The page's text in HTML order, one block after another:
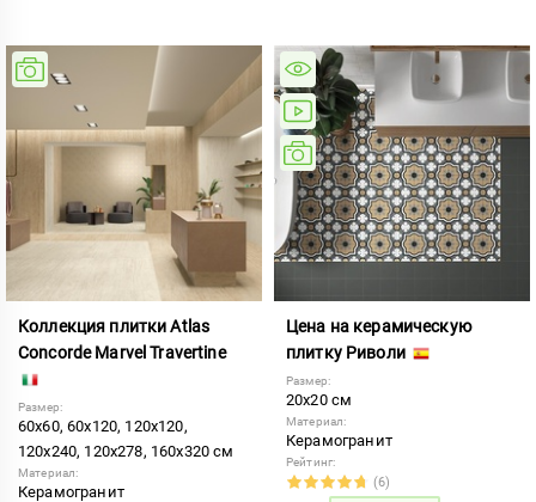
Коллекция плитки Atlas
Concorde Marvel Travertine
Размер:
60x60, 60x120, 120x120,
120x240, 120x278, 160x320 см
Материал:
Керамогранит
Цена на керамическую
плитку Риволи
Размер:
20x20 см
Материал:
Керамогранит
Рейтинг:
(6)